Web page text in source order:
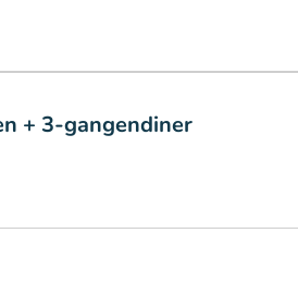
+ 3-gangendiner